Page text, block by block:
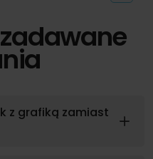
z grafiką zamiast